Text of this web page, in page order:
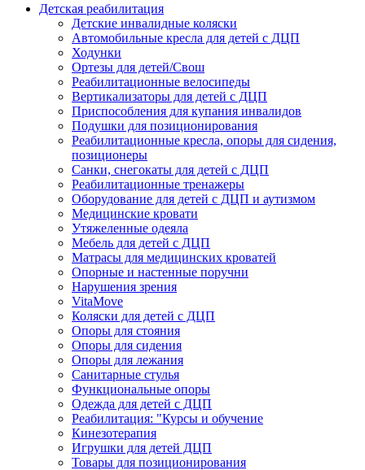
Детская реабилитация
Детские инвалидные коляски
Автомобильные кресла для детей с ДЦП
Ходунки
Ортезы для детей/Свош
Реабилитационные велосипеды
Вертикализаторы для детей с ДЦП
Приспособления для купания инвалидов
Подушки для позиционирования
Реабилитационные кресла, опоры для сидения,
позиционеры
Санки, снегокаты для детей с ДЦП
Реабилитационные тренажеры
Оборудование для детей с ДЦП и аутизмом
Медицинские кровати
Утяжеленные одеяла
Мебель для детей с ДЦП
Матрасы для медицинских кроватей
Опорные и настенные поручни
Нарушения зрения
VitaMove
Коляски для детей с ДЦП
Опоры для стояния
Опоры для сидения
Опоры для лежания
Санитарные стулья
Функциональные опоры
Одежда для детей с ДЦП
Реабилитация: "Курсы и обучение
Кинезотерапия
Игрушки для детей ДЦП
Товары для позиционирования